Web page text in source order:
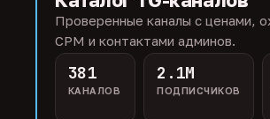
Проверенные каналы с ценами,
CPM и контактами админов.
381
КАНАЛОВ
2.1M
ПОДПИСЧИКОВ